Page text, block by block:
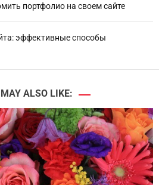
портфолио на своем сайте
эффективные способы
ALSO LIKE: